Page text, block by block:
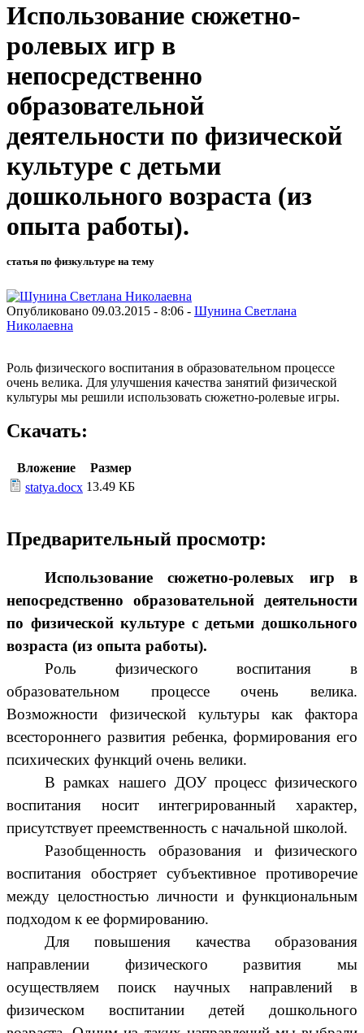
Использование сюжетно-
ролевых игр в
непосредственно
образовательной
деятельности по физической
культуре с детьми
дошкольного возраста (из
опыта работы).
статья по физкультуре на тему
Опубликовано 09.03.2015 - 8:06 - Шунина Светлана
Николаевна
Роль физического воспитания в образовательном процессе
очень велика. Для улучшения качества занятий физической
культуры мы решили использовать сюжетно-ролевые игры.
Скачать:
Вложение
Размер
statya.docx 13.49 КБ
Предварительный просмотр:
Использование сюжетно-ролевых игр в
непосредственно образовательной деятельности
по физической культуре с детьми дошкольного
возраста (из опыта работы).
Роль физического воспитания в
образовательном процессе очень велика.
Возможности физической культуры как фактора
всестороннего развития ребенка, формирования его
психических функций очень велики.
В рамках нашего ДОУ процесс физического
воспитания носит интегрированный характер,
присутствует преемственность с начальной школой.
Разобщенность образования и физического
воспитания обостряет субъективное противоречие
между целостностью личности и функциональным
подходом к ее формированию.
Для повышения качества образования
направлении физического развития мы
осуществляем поиск научных направлений в
физическом воспитании детей дошкольного